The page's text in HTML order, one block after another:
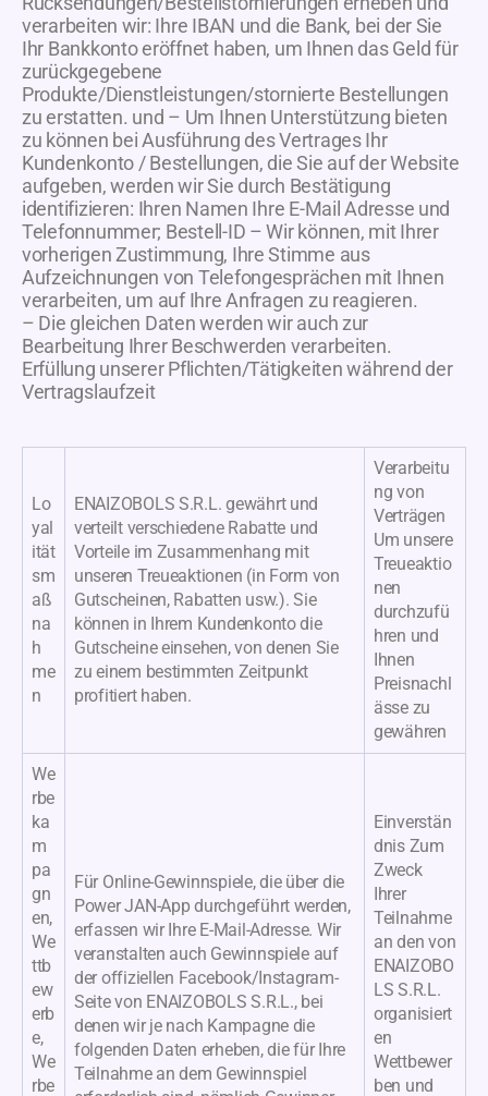
verarbeiten wir: Ihre IBAN und die Bank, bei der Sie
Ihr Bankkonto eröffnet haben, um Ihnen das Geld für
zurückgegebene
Produkte/Dienstleistungen/stornierte Bestellungen
zu erstatten. und – Um Ihnen Unterstützung bieten
zu können bei Ausführung des Vertrages Ihr
Kundenkonto / Bestellungen, die Sie auf der Website
aufgeben, werden wir Sie durch Bestätigung
identifizieren: Ihren Namen Ihre E-Mail Adresse und
Telefonnummer; Bestell-ID – Wir können, mit Ihrer
vorherigen Zustimmung, Ihre Stimme aus
Aufzeichnungen von Telefongesprächen mit Ihnen
verarbeiten, um auf Ihre Anfragen zu reagieren.
– Die gleichen Daten werden wir auch zur
Bearbeitung Ihrer Beschwerden verarbeiten.
Erfüllung unserer Pflichten/Tätigkeiten während der
Vertragslaufzeit
Lo
yal
ität
sm
aß
na
h
me
n
ENAIZOBOLS S.R.L. gewährt und
verteilt verschiedene Rabatte und
Vorteile im Zusammenhang mit
unseren Treueaktionen (in Form von
Gutscheinen, Rabatten usw.). Sie
können in Ihrem Kundenkonto die
Gutscheine einsehen, von denen Sie
zu einem bestimmten Zeitpunkt
profitiert haben.
Verarbeitu
ng von
Verträgen
Um unsere
Treueaktio
nen
durchzufü
hren und
Ihnen
Preisnachl
ässe zu
gewähren
We
rbe
ka
m
pa
gn
en,
We
ttb
ew
erb
e,
We
rbe
Für Online-Gewinnspiele, die über die
Power JAN-App durchgeführt werden,
erfassen wir Ihre E-Mail-Adresse. Wir
veranstalten auch Gewinnspiele auf
der offiziellen Facebook/Instagram-
Seite von ENAIZOBOLS S.R.L., bei
denen wir je nach Kampagne die
folgenden Daten erheben, die für Ihre
Teilnahme an dem Gewinnspiel
Einverstän
dnis Zum
Zweck
Ihrer
Teilnahme
an den von
ENAIZOBO
LS S.R.L.
organisiert
en
Wettbewer
ben und